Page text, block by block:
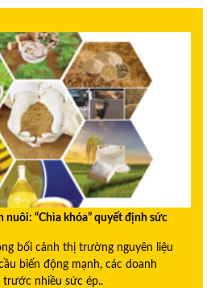
nuôi: “Chìa khóa” quyết định sức
bối cảnh thị trường nguyên liệu
biến động mạnh, các doanh
nhiều sức ép..